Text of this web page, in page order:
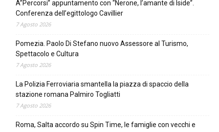
A”Percorsi” appuntamento con “Nerone, l’amante di Iside”.
Conferenza dell’egittologo Cavillier
7 Agosto 2026
Pomezia. Paolo Di Stefano nuovo Assessore al Turismo,
Spettacolo e Cultura
7 Agosto 2026
La Polizia Ferroviaria smantella la piazza di spaccio della
stazione romana Palmiro Togliatti
7 Agosto 2026
Roma, Salta accordo su Spin Time, le famiglie con vecchi e